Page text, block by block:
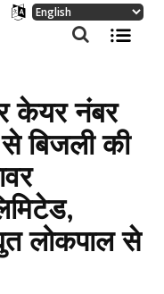
केयर नंबर
बिजली की
लोकपाल से